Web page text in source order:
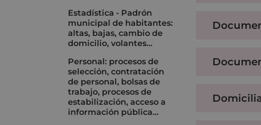
Estadística - Padrón
municipal de habitantes:
altas, bajas, cambio de
domicilio, volantes...
Personal: procesos de
selección, contratación
de personal, bolsas de
trabajo, procesos de
estabilización, acceso a
información pública…